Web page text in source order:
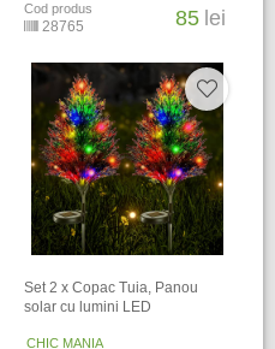
Cod produs
28765 85 lei
Set 2 x Copac Tuia, Panou
solar cu lumini LED
CHIC MANIA